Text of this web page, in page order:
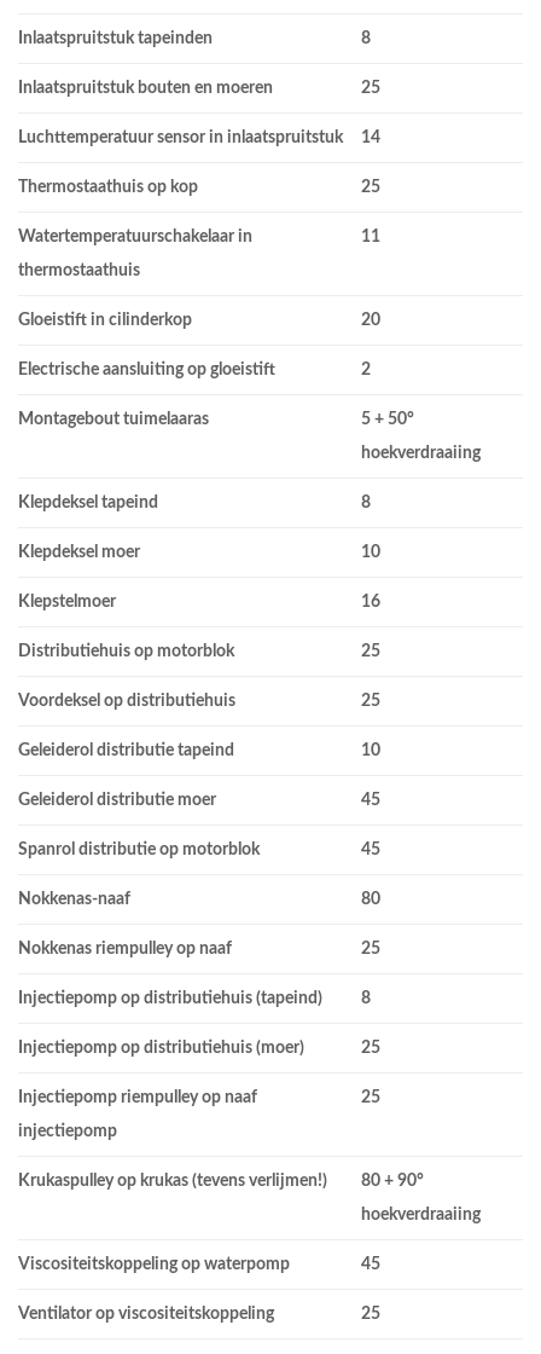
Inlaatspruitstuk tapeinden 8
Inlaatspruitstuk bouten en moeren 25
Luchttemperatuur sensor in inlaatspruitstuk 14
Thermostaathuis op kop 25
Watertemperatuurschakelaar in
thermostaathuis
11
Gloeistift in cilinderkop 20
Electrische aansluiting op gloeistift 2
Montagebout tuimelaaras
5 + 50°
hoekverdraaiing
Klepdeksel tapeind 8
Klepdeksel moer 10
Klepstelmoer 16
Distributiehuis op motorblok 25
Voordeksel op distributiehuis 25
Geleiderol distributie tapeind 10
Geleiderol distributie moer 45
Spanrol distributie op motorblok 45
Nokkenas-naaf 80
Nokkenas riempulley op naaf 25
Injectiepomp op distributiehuis (tapeind) 8
Injectiepomp op distributiehuis (moer) 25
Injectiepomp riempulley op naaf
injectiepomp
25
Krukaspulley op krukas (tevens verlijmen!)
80 + 90°
hoekverdraaiing
Viscositeitskoppeling op waterpomp 45
Ventilator op viscositeitskoppeling 25